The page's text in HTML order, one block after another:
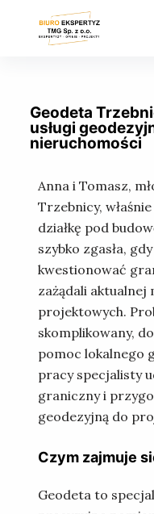
Geodeta
usługi
nieruchomości
Anna i Tomasz,
Trzebnicy,
działkę pod
szybko zgasła,
kwestionować
zażądali aktualnej
projektowych.
skomplikowany,
pomoc lokalnego
pracy specjalisty
graniczny i
geodezyjną do
Czym zajmuje
Geodeta to